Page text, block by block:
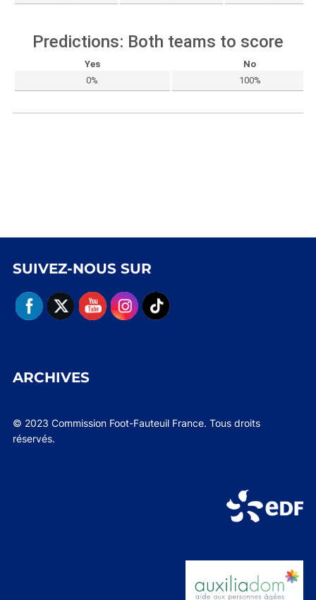
Predictions: Both teams to score
Yes
No
0%
100%
SUIVEZ-NOUS SUR
ARCHIVES
© 2023 Commission Foot-Fauteuil France. Tous droits
réservés.